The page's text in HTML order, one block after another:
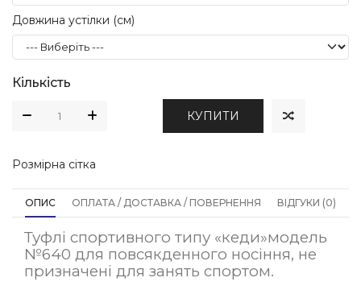
Довжина устілки (см)
Кількість
КУПИТИ
Розмірна сітка
ОПИС ОПЛАТА / ДОСТАВКА / ПОВЕРНЕННЯ ВІДГУКИ (0)
Туфлі спортивного типу «кеди»модель
№640 для повсякденного носіння, не
призначені для занять спортом.